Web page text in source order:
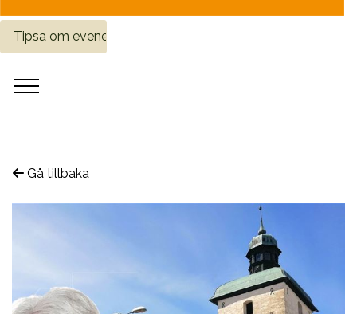
Tipsa om evenemang
Gå tillbaka